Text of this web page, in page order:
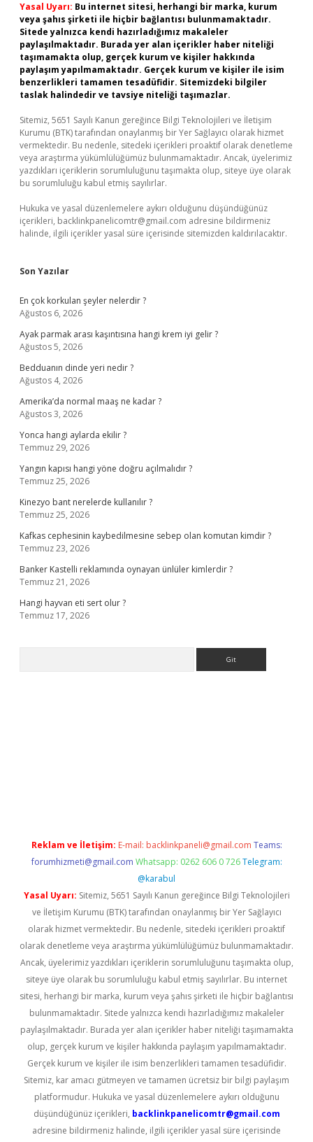
Yasal Uyarı: Bu internet sitesi, herhangi bir marka, kurum
veya şahıs şirketi ile hiçbir bağlantısı bulunmamaktadır.
Sitede yalnızca kendi hazırladığımız makaleler
paylaşılmaktadır. Burada yer alan içerikler haber niteliği
taşımamakta olup, gerçek kurum ve kişiler hakkında
paylaşım yapılmamaktadır. Gerçek kurum ve kişiler ile isim
benzerlikleri tamamen tesadüfidir. Sitemizdeki bilgiler
taslak halindedir ve tavsiye niteliği taşımazlar.
Sitemiz, 5651 Sayılı Kanun gereğince Bilgi Teknolojileri ve İletişim
Kurumu (BTK) tarafından onaylanmış bir Yer Sağlayıcı olarak hizmet
vermektedir. Bu nedenle, sitedeki içerikleri proaktif olarak denetleme
veya araştırma yükümlülüğümüz bulunmamaktadır. Ancak, üyelerimiz
yazdıkları içeriklerin sorumluluğunu taşımakta olup, siteye üye olarak
bu sorumluluğu kabul etmiş sayılırlar.
Hukuka ve yasal düzenlemelere aykırı olduğunu düşündüğünüz
içerikleri, backlinkpanelicomtr@gmail.com adresine bildirmeniz
halinde, ilgili içerikler yasal süre içerisinde sitemizden kaldırılacaktır.
Son Yazılar
En çok korkulan şeyler nelerdir ?
Ağustos 6, 2026
Ayak parmak arası kaşıntısına hangi krem iyi gelir ?
Ağustos 5, 2026
Bedduanın dinde yeri nedir ?
Ağustos 4, 2026
Amerika’da normal maaş ne kadar ?
Ağustos 3, 2026
Yonca hangi aylarda ekilir ?
Temmuz 29, 2026
Yangın kapısı hangi yöne doğru açılmalıdır ?
Temmuz 25, 2026
Kinezyo bant nerelerde kullanılır ?
Temmuz 25, 2026
Kafkas cephesinin kaybedilmesine sebep olan komutan kimdir ?
Temmuz 23, 2026
Banker Kastelli reklamında oynayan ünlüler kimlerdir ?
Temmuz 21, 2026
Hangi hayvan eti sert olur ?
Temmuz 17, 2026
Reklam ve İletişim: E-mail: backlinkpaneli@gmail.com Teams:
forumhizmeti@gmail.com Whatsapp: 0262 606 0 726 Telegram:
@karabul
Yasal Uyarı: Sitemiz, 5651 Sayılı Kanun gereğince Bilgi Teknolojileri
ve İletişim Kurumu (BTK) tarafından onaylanmış bir Yer Sağlayıcı
olarak hizmet vermektedir. Bu nedenle, sitedeki içerikleri proaktif
olarak denetleme veya araştırma yükümlülüğümüz bulunmamaktadır.
Ancak, üyelerimiz yazdıkları içeriklerin sorumluluğunu taşımakta olup,
siteye üye olarak bu sorumluluğu kabul etmiş sayılırlar. Bu internet
sitesi, herhangi bir marka, kurum veya şahıs şirketi ile hiçbir bağlantısı
bulunmamaktadır. Sitede yalnızca kendi hazırladığımız makaleler
paylaşılmaktadır. Burada yer alan içerikler haber niteliği taşımamakta
olup, gerçek kurum ve kişiler hakkında paylaşım yapılmamaktadır.
Gerçek kurum ve kişiler ile isim benzerlikleri tamamen tesadüfidir.
Sitemiz, kar amacı gütmeyen ve tamamen ücretsiz bir bilgi paylaşım
platformudur. Hukuka ve yasal düzenlemelere aykırı olduğunu
düşündüğünüz içerikleri, backlinkpanelicomtr@gmail.com
adresine bildirmeniz halinde, ilgili içerikler yasal süre içerisinde